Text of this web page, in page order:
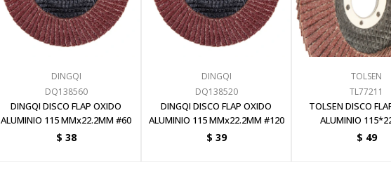
DINGQI
DQ138560
DINGQI DISCO FLAP OXIDO
ALUMINIO 115 MMx22.2MM #60
$ 38
DINGQI
DQ138520
DINGQI DISCO FLAP OXIDO
ALUMINIO 115 MMx22.2MM #120
$ 39
TOLSEN
TL77211
TOLSEN DISCO
ALUMINIO
$ 49